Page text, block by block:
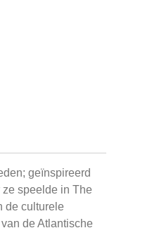
geïnspireerd
speelde in The
de culturele
de Atlantische